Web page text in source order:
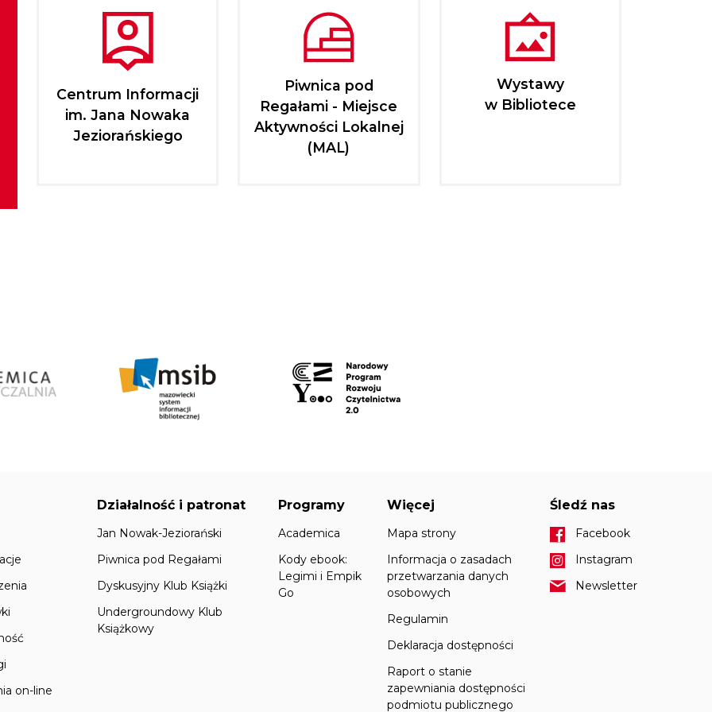
Centrum Informacji
im. Jana Nowaka
Jeziorańskiego
Piwnica pod
Regałami - Miejsce
Aktywności Lokalnej
(MAL)
Wystawy
w Bibliotece
on-line
Działalność i patronat
Jan Nowak-Jeziorański
Piwnica pod Regałami
Dyskusyjny Klub Książki
Undergroundowy Klub
Książkowy
Programy
Academica
Kody ebook:
Legimi i Empik
Go
Więcej
Mapa strony
Informacja o zasadach
przetwarzania danych
osobowych
Regulamin
Deklaracja dostępności
Raport o stanie
zapewniania dostępności
podmiotu publicznego
Śledź nas
Facebook
Instagram
Newsletter